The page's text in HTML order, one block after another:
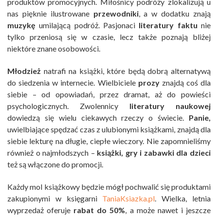
nas pięknie ilustrowane przewodniki, a w dodatku znają
muzykę umilającą podróż. Pasjonaci literatury faktu nie
tylko przeniosą się w czasie, lecz także poznają bliżej
niektóre znane osobowości.
Młodzież natrafi na książki, które będą dobrą alternatywą
do siedzenia w internecie. Wielbiciele prozyznajdą coś dla
siebie – od opowiadań, przez dramat, aż do powieści
psychologicznych. Zwolennicy literatury naukowej
dowiedzą się wielu ciekawych rzeczy o świecie. Panie,
uwielbiające spędzać czas z ulubionymi książkami, znajdą dla
siebie lekturę na długie, ciepłe wieczory. Nie zapomnieliśmy
również o najmłodszych – książki, gry i zabawki dla dzieci
też są włączone do promocji.
Każdy mol książkowy będzie mógł pochwalić się produktami
zakupionymi w księgarni TaniaKsiazka.pl. Wielka, letnia
wyprzedaż oferuje rabat do 50%, a może nawet i jeszcze